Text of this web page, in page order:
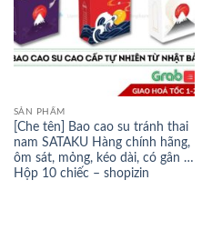
SẢN PHẨM
[Che tên] Bao cao su tránh thai
nam SATAKU Hàng chính hãng,
ôm sát, mỏng, kéo dài, có gân …
Hộp 10 chiếc – shopizin